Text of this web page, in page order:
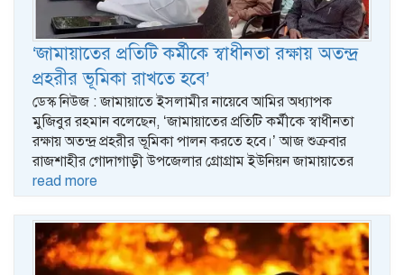
‘জামায়াতের প্রতিটি কর্মীকে স্বাধীনতা রক্ষায় অতন্দ্র
প্রহরীর ভূমিকা রাখতে হবে’
ডেস্ক নিউজ : জামায়াতে ইসলামীর নায়েবে আমির অধ্যাপক
মুজিবুর রহমান বলেছেন, ‘জামায়াতের প্রতিটি কর্মীকে স্বাধীনতা
রক্ষায় অতন্দ্র প্রহরীর ভূমিকা পালন করতে হবে।’ আজ শুক্রবার
রাজশাহীর গোদাগাড়ী উপজেলার গ্রোগ্রাম ইউনিয়ন জামায়াতের
read more